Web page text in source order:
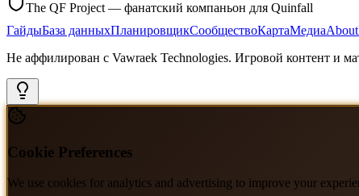
The QF Project — фанатский компаньон для Quinfall
ГайдыБаза данныхПланировщикСообществоКартаМедиаAbout
Не аффилирован с Vawraek Technologies. Игровой контент и
Cookie Preferences
We use cookies for analytics and advertising to improve your